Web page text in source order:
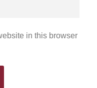
in this browser